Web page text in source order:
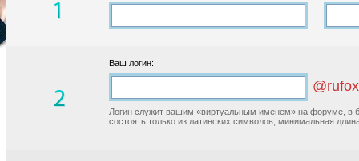
Ваш логин:
Логин служит вашим «виртуальным именем» на форуме, в
состоять только из латинских символов, минимальная